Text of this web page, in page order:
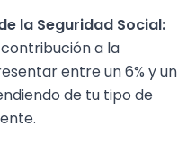
la Seguridad Social:
a la
entre un 6% y un
de tu tipo de